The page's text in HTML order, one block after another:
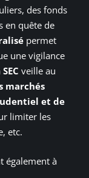
des fonds
en quête de
permet
une vigilance
SEC veille au
marchés
et de
limiter les
etc.
également à